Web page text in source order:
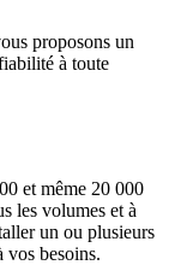
proposons un
à toute
et même 20 000
les volumes et à
un ou plusieurs
vos besoins.